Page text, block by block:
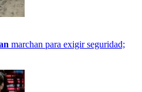
marchan para exigir seguridad;